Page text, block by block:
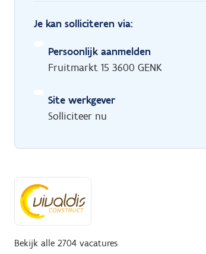
Je kan solliciteren via:
Persoonlijk aanmelden
Fruitmarkt 15 3600 GENK
Site werkgever
Solliciteer nu
Bekijk alle 2704 vacatures